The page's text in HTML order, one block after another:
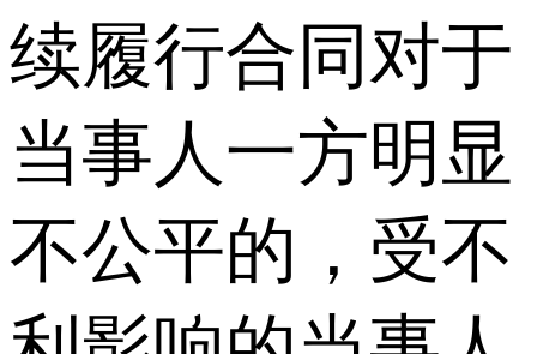
续履行合同对于
当事人一方明显
不公平的，受不